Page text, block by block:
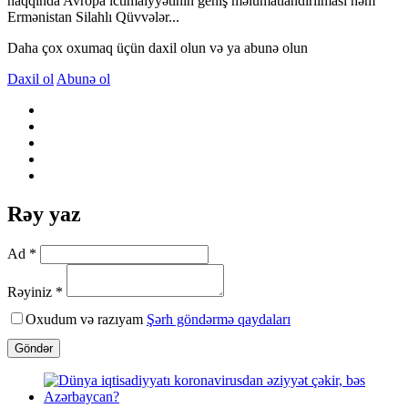
Ermənistan Silahlı Qüvvələr...
Daha çox oxumaq üçün daxil olun və ya abunə olun
Daxil ol Abunə ol
Rəy yaz
Ad *
Rəyiniz *
Oxudum və razıyam Şərh göndərmə qaydaları
Göndər